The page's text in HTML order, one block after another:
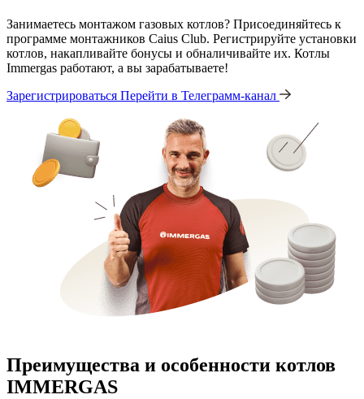
Занимаетесь монтажом газовых котлов? Присоединяйтесь к
программе монтажников Caius Club. Регистрируйте установки
котлов, накапливайте бонусы и обналичивайте их. Котлы
Immergas работают, а вы зарабатываете!
Зарегистрироваться Перейти в Телеграмм-канал
Преимущества и особенности котлов
IMMERGAS